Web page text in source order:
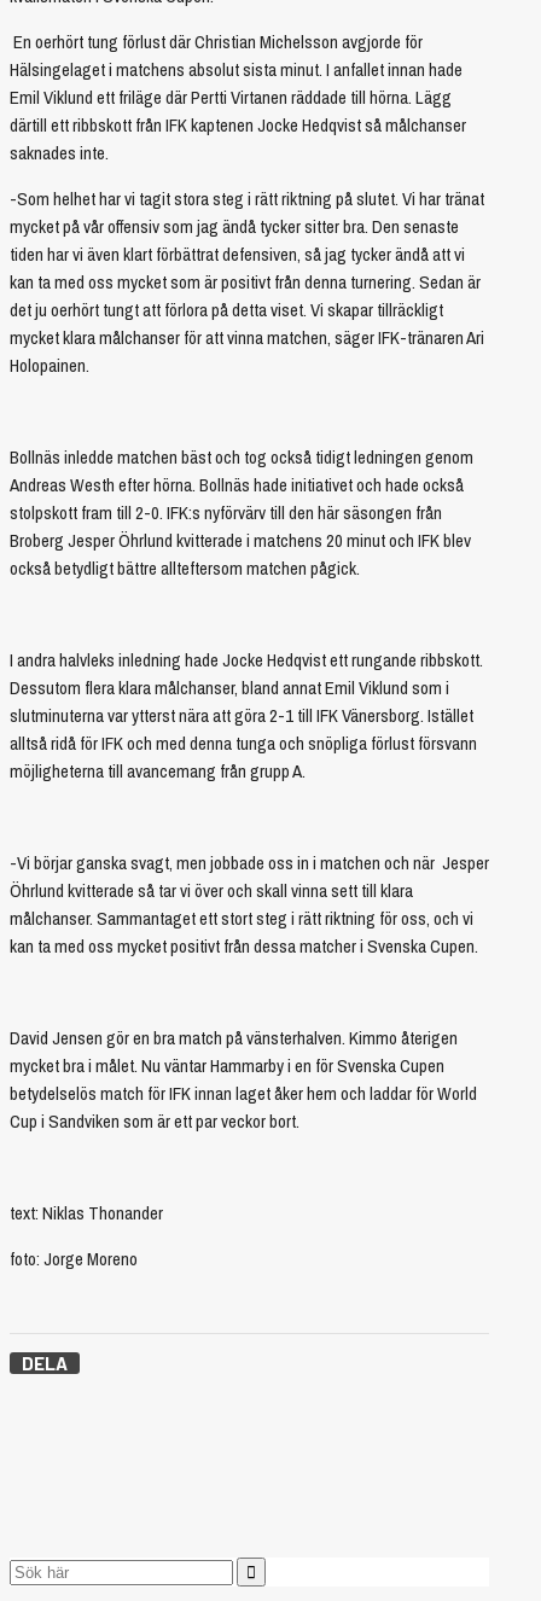
En oerhört tung förlust där Christian Michelsson avgjorde för
Hälsingelaget i matchens absolut sista minut. I anfallet innan hade
Emil Viklund ett friläge där Pertti Virtanen räddade till hörna. Lägg
därtill ett ribbskott från IFK kaptenen Jocke Hedqvist så målchanser
saknades inte.
-Som helhet har vi tagit stora steg i rätt riktning på slutet. Vi har tränat
mycket på vår offensiv som jag ändå tycker sitter bra. Den senaste
tiden har vi även klart förbättrat defensiven, så jag tycker ändå att vi
kan ta med oss mycket som är positivt från denna turnering. Sedan är
det ju oerhört tungt att förlora på detta viset. Vi skapar tillräckligt
mycket klara målchanser för att vinna matchen, säger IFK-tränaren Ari
Holopainen.
Bollnäs inledde matchen bäst och tog också tidigt ledningen genom
Andreas Westh efter hörna. Bollnäs hade initiativet och hade också
stolpskott fram till 2-0. IFK:s nyförvärv till den här säsongen från
Broberg Jesper Öhrlund kvitterade i matchens 20 minut och IFK blev
också betydligt bättre allteftersom matchen pågick.
I andra halvleks inledning hade Jocke Hedqvist ett rungande ribbskott.
Dessutom flera klara målchanser, bland annat Emil Viklund som i
slutminuterna var ytterst nära att göra 2-1 till IFK Vänersborg. Istället
alltså ridå för IFK och med denna tunga och snöpliga förlust försvann
möjligheterna till avancemang från grupp A.
-Vi börjar ganska svagt, men jobbade oss in i matchen och när Jesper
Öhrlund kvitterade så tar vi över och skall vinna sett till klara
målchanser. Sammantaget ett stort steg i rätt riktning för oss, och vi
kan ta med oss mycket positivt från dessa matcher i Svenska Cupen.
David Jensen gör en bra match på vänsterhalven. Kimmo återigen
mycket bra i målet. Nu väntar Hammarby i en för Svenska Cupen
betydelselös match för IFK innan laget åker hem och laddar för World
Cup i Sandviken som är ett par veckor bort.
text: Niklas Thonander
foto: Jorge Moreno
DELA